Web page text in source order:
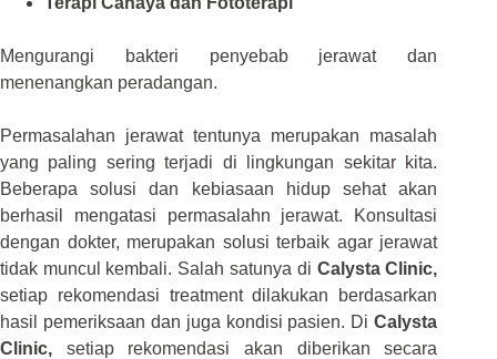
Mengurangi bakteri penyebab jerawat dan
menenangkan peradangan.
Permasalahan jerawat tentunya merupakan masalah
yang paling sering terjadi di lingkungan sekitar kita.
Beberapa solusi dan kebiasaan hidup sehat akan
berhasil mengatasi permasalahn jerawat. Konsultasi
dengan dokter, merupakan solusi terbaik agar jerawat
tidak muncul kembali. Salah satunya di Calysta Clinic,
setiap rekomendasi treatment dilakukan berdasarkan
hasil pemeriksaan dan juga kondisi pasien. DiCalysta
Clinic, setiap rekomendasi akan diberikan secara